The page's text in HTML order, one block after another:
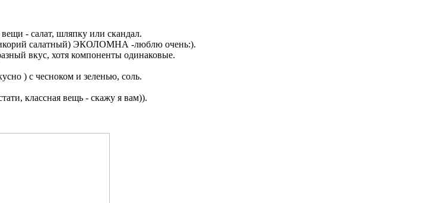
- салат, шляпку или скандал.
цикорий салатный) ЭКОЛОМНА -люблю очень:).
вкус, хотя компоненты одинаковые.
) с чесноком и зеленью, соль.
классная вещь - скажу я вам)).